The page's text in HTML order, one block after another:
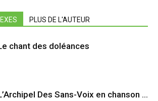
PLUS DE L'AUTEUR
chant des doléances
Des Sans-Voix en chanson …